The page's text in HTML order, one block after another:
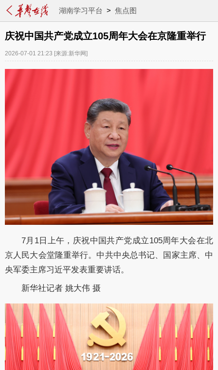
湖南学习平台 > 焦点图
庆祝中国共产党成立105周年大会在京隆重举行
2026-07-01 21:23 [来源:新华网]
7月1日上午，庆祝中国共产党成立105周年大会在北
京人民大会堂隆重举行。中共中央总书记、国家主席、中
央军委主席习近平发表重要讲话。
新华社记者 姚大伟 摄